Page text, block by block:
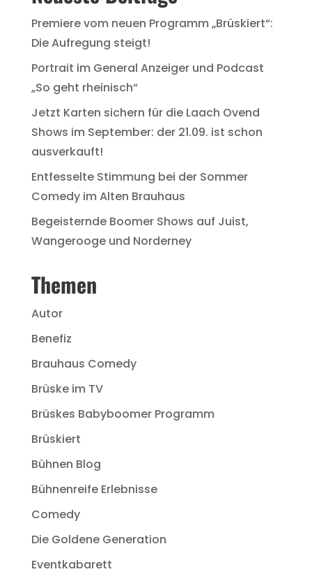
Premiere vom neuen Programm „Brüskiert“:
Die Aufregung steigt!
Portrait im General Anzeiger und Podcast
„So geht rheinisch“
Jetzt Karten sichern für die Laach Ovend
Shows im September: der 21.09. ist schon
ausverkauft!
Entfesselte Stimmung bei der Sommer
Comedy im Alten Brauhaus
Begeisternde Boomer Shows auf Juist,
Wangerooge und Norderney
Themen
Autor
Benefiz
Brauhaus Comedy
Brüske im TV
Brüskes Babyboomer Programm
Brüskiert
Bühnen Blog
Bühnenreife Erlebnisse
Comedy
Die Goldene Generation
Eventkabarett